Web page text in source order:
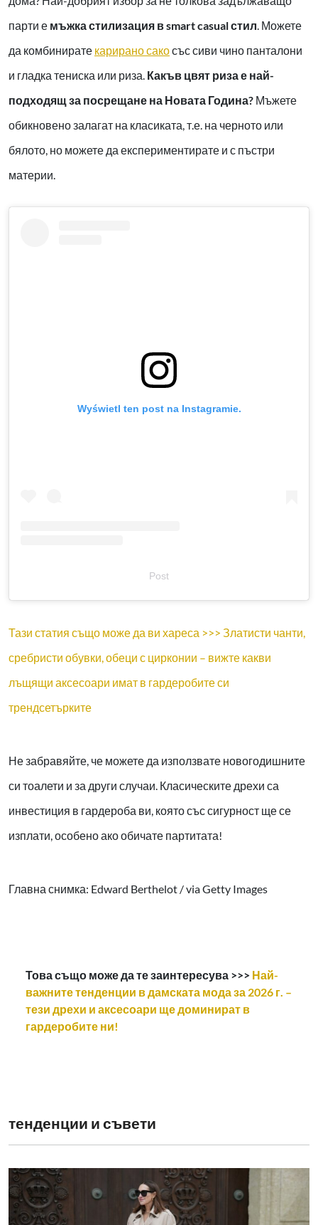
парти е мъжка стилизация в smart casual стил. Можете
да комбинирате карирано сакосъс сиви чино панталони
и гладка тениска или риза. Какъв цвят риза е най-
подходящ за посрещане на Новата Година? Мъжете
обикновено залагат на класиката, т.е. на черното или
бялото, но можете да експериментирате и с пъстри
материи.
Wyświetl ten post na Instagramie.
Post
Тази статия също може да ви хареса >>> Златисти чанти,
сребристи обувки, обеци с цирконии – вижте какви
лъщящи аксесоари имат в гардеробите си
трендсетърките
Не забравяйте, че можете да използвате новогодишните
си тоалети и за други случаи. Класическите дрехи са
инвестиция в гардероба ви, която със сигурност ще се
изплати, особено ако обичате партитата!
Главна снимка: Edward Berthelot / via Getty Images
Това също може да те заинтересува >>> Най-
важните тенденции в дамската мода за 2026 г. –
тези дрехи и аксесоари ще доминират в
гардеробите ни!
тенденции и съвети